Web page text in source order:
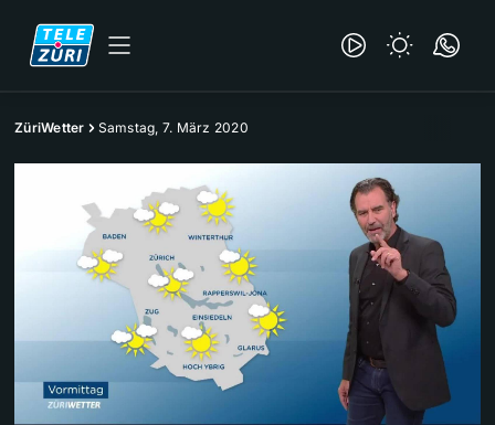
ZüriWetter Samstag, 7. März 2020